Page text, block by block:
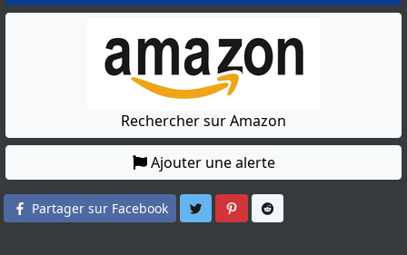
Rechercher sur Amazon
Ajouter une alerte
Partager sur Facebook Partager sur Twitter
Partager sur Pinterest